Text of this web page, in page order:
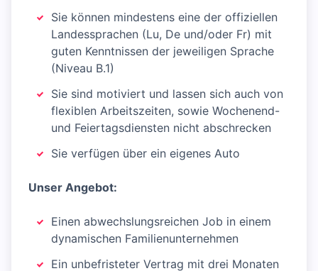
Sie können mindestens eine der offiziellen
Landessprachen (Lu, De und/oder Fr) mit
guten Kenntnissen der jeweiligen Sprache
(Niveau B.1)
Sie sind motiviert und lassen sich auch von
flexiblen Arbeitszeiten, sowie Wochenend-
und Feiertagsdiensten nicht abschrecken
Sie verfügen über ein eigenes Auto
Unser Angebot:
Einen abwechslungsreichen Job in einem
dynamischen Familienunternehmen
Ein unbefristeter Vertrag mit drei Monaten